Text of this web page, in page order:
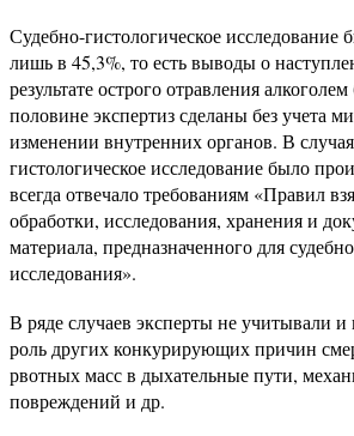
Судебно-гистологическое исследование
лишь в 45,3%, то есть выводы о
результате острого отравления
половине экспертиз сделаны без учета
изменении внутренних органов. В
гистологическое исследование было
всегда отвечало требованиям «Правил
обработки, исследования, хранения и
материала, предназначенного для
исследования».
В ряде случаев эксперты не учитывали и
роль других конкурирующих причин
рвотных масс в дыхательные пути,
повреждений и др.